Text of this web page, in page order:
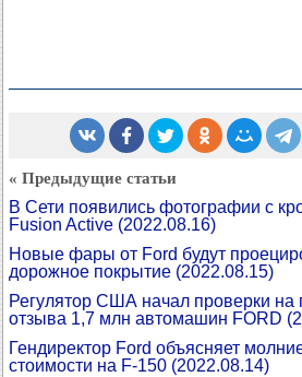
« Предыдущие статьи
В Сети появились фотографии с
Fusion Active (2022.08.16)
Новые фары от Ford будут
дорожное покрытие (2022.08.15)
Регулятор США начал проверки на
отзыва 1,7 млн автомашин FORD
Гендиректор Ford объясняет
стоимости на F-150 (2022.08.14)